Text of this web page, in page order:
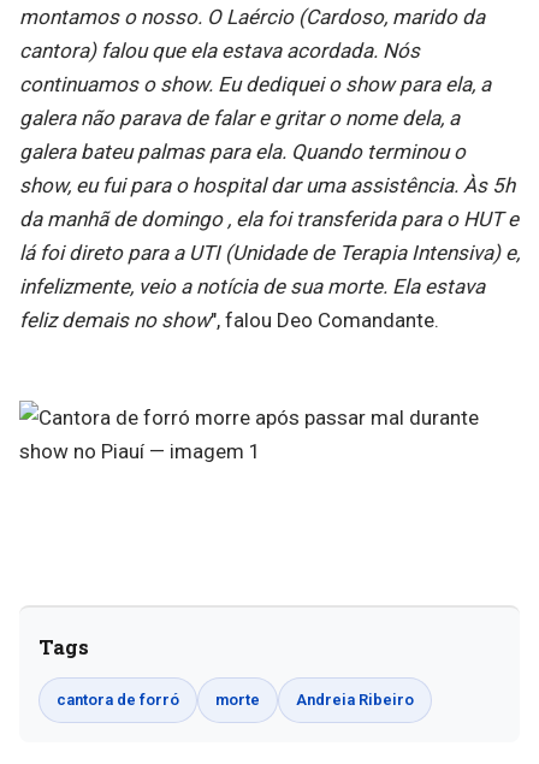
montamos o nosso. O Laércio (Cardoso, marido da
cantora) falou que ela estava acordada. Nós
continuamos o show. Eu dediquei o show para ela, a
galera não parava de falar e gritar o nome dela, a
galera bateu palmas para ela. Quando terminou o
show, eu fui para o hospital dar uma assistência. Às 5h
da manhã de domingo , ela foi transferida para o HUT e
lá foi direto para a UTI (Unidade de Terapia Intensiva) e,
infelizmente, veio a notícia de sua morte. Ela estava
feliz demais no show", falou Deo Comandante.
Tags
cantora de forró morte Andreia Ribeiro